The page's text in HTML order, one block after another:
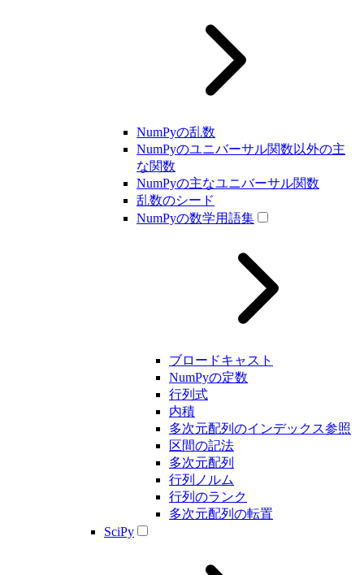
NumPyの乱数
NumPyのユニバーサル関数以外の主
な関数
NumPyの主なユニバーサル関数
乱数のシード
NumPyの数学用語集
ブロードキャスト
NumPyの定数
行列式
内積
多次元配列のインデックス参照
区間の記法
多次元配列
行列ノルム
行列のランク
多次元配列の転置
SciPy